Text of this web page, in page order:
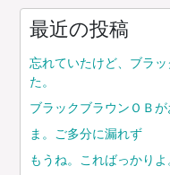
最近の投稿
忘れていたけど、ブラ
た。
ブラックブラウンＯＢ
ま。ご多分に漏れず
もうね。こればっかりよ